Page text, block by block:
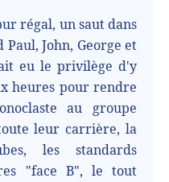
régal, un saut dans
John, George et
eu le privilège d'y
heures pour rendre
au groupe
leur carrière, la
les standards
"face B", le tout